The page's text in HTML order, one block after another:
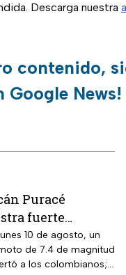
Descarga nuestra
contenido,
Google News!
Puracé
fuerte
de ceniza
en
hay alerta |
10 de agosto, un
de 7.4 de magnitud
a los colombianos;